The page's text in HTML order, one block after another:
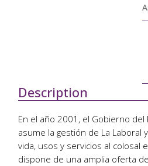
Description
En el año 2001, el Gobierno
asume la gestión de La Laboral
vida, usos y servicios al colosal
dispone de una amplia oferta